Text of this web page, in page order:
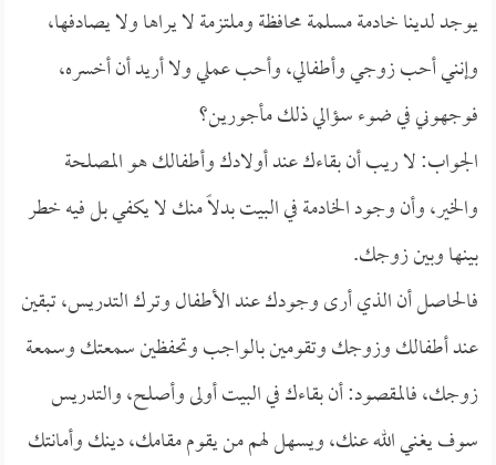
يوجد لدينا خادمة مسلمة محافظة وملتزمة لا يراها ولا يصادفها،
وإنني أحب زوجي وأطفالي، وأحب عملي ولا أريد أن أخسره،
فوجهوني في ضوء سؤالي ذلك مأجورين؟
الجواب: لا ريب أن بقاءك عند أولادك وأطفالك هو المصلحة
والخير، وأن وجود الخادمة في البيت بدلاً منك لا يكفي بل فيه خطر
بينها وبين زوجك.
فالحاصل أن الذي أرى وجودك عند الأطفال وترك التدريس، تبقين
عند أطفالك وزوجك وتقومين بالواجب وتحفظين سمعتك وسمعة
زوجك، فالمقصود: أن بقاءك في البيت أولى وأصلح، والتدريس
سوف يغني الله عنك، ويسهل لهم من يقوم مقامك، دينك وأمانتك